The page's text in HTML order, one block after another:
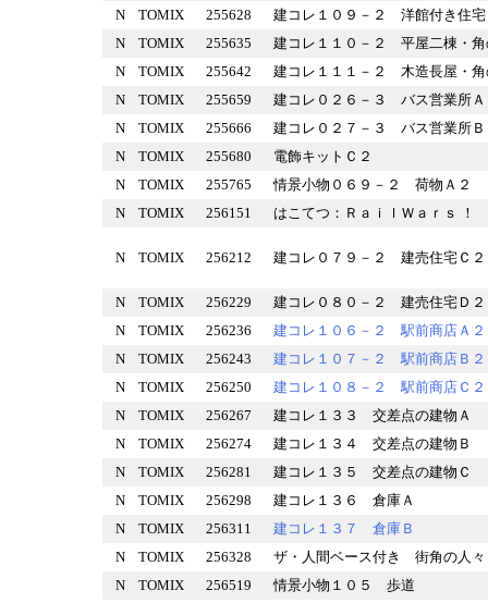
N
TOMIX 255628
建コレ１０９－２ 洋館付き
N
TOMIX 255635
建コレ１１０－２ 平屋二棟
N
TOMIX 255642
建コレ１１１－２ 木造長屋
N
TOMIX 255659
建コレ０２６－３ バス営業
N
TOMIX 255666
建コレ０２７－３ バス営業
N
TOMIX 255680
電飾キットＣ２
N
TOMIX 255765
情景小物０６９－２ 荷物Ａ
N
TOMIX 256151 はこてつ：ＲａｉｌＷａｒｓ
N TOMIX 256212 建コレ０７９－２ 建売住宅
N TOMIX 256229
建コレ０８０－２ 建売住宅
N
TOMIX 256236
建コレ１０６－２ 駅前商店
N
TOMIX 256243
建コレ１０７－２ 駅前商店
N
TOMIX 256250
建コレ１０８－２ 駅前商店
N
TOMIX 256267
建コレ１３３ 交差点の建物
N
TOMIX 256274
建コレ１３４ 交差点の建物
N
TOMIX 256281
建コレ１３５ 交差点の建物
N
TOMIX 256298
建コレ１３６ 倉庫Ａ
N
TOMIX 256311
建コレ１３７ 倉庫Ｂ
N
TOMIX 256328
ザ・人間ベース付き 街角の
N
TOMIX 256519
情景小物１０５ 歩道